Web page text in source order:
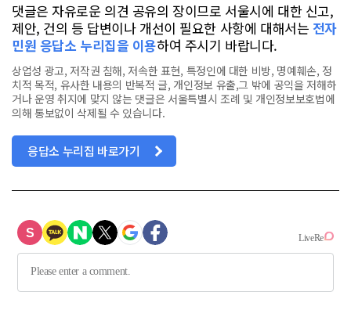
댓글은 자유로운 의견 공유의 장이므로 서울시에 대한 신고,
제안, 건의 등 답변이나 개선이 필요한 사항에 대해서는 전자
민원 응답소 누리집을 이용하여 주시기 바랍니다.
상업성 광고, 저작권 침해, 저속한 표현, 특정인에 대한 비방, 명예훼손, 정
치적 목적, 유사한 내용의 반복적 글, 개인정보 유출,그 밖에 공익을 저해하
거나 운영 취지에 맞지 않는 댓글은 서울특별시 조례 및 개인정보보호법에
의해 통보없이 삭제될 수 있습니다.
응답소 누리집 바로가기